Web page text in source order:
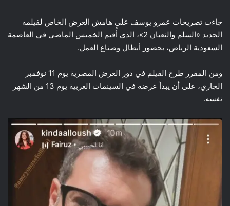
جاءت تصريحات عمرو يوسف على هامش العرض الخاص لفيلمه
الجديد «السلم والثعبان 2»، الذي أُقيم الخميس الماضي في العاصمة
السعودية الرياض، بحضور أبطال وصناع العمل.
ومن المقرر طرح الفيلم في دور العرض المصرية يوم 11 نوفمبر
الجاري، على أن يبدأ عرضه في السينمات العربية يوم 13 من الشهر
نفسه.